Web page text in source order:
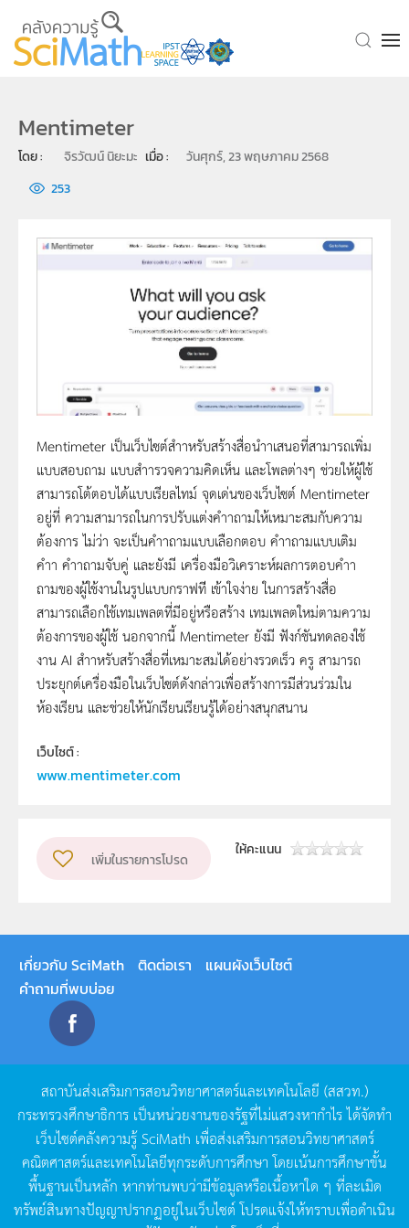
Skip to main content
Mentimeter
โดย : จิรวัฒน์ นิยะมะ เมื่อ :
วันศุกร์, 23 พฤษภาคม 2568
253
Mentimeter เป็นเว็บไซต์สำาหรับสร้างสื่อนำาเสนอที่สามารถเพิ่ม
แบบสอบถาม แบบสำารวจความคิดเห็น และโพลต่างๆ ช่วยให้ผู้ใช้
สามารถโต้ตอบได้แบบเรียลไทม์ จุดเด่นของเว็บไซต์ Mentimeter
อยู่ที่ ความสามารถในการปรับแต่งคำาถามให้เหมาะสมกับความ
ต้องการ ไม่ว่า จะเป็นคำาถามแบบเลือกตอบ คำาถามแบบเติม
คำา คำาถามจับคู่ และยังมี เครื่องมือวิเคราะห์ผลการตอบคำา
ถามของผู้ใช้งานในรูปแบบกราฟท่ี เข้าใจง่าย ในการสร้างสื่อ
สามารถเลือกใช้เทมเพลตที่มีอยู่หรือสร้าง เทมเพลตใหม่ตามความ
ต้องการของผู้ใช้ นอกจากนี้ Mentimeter ยังมี ฟังก์ชันทดลองใช้
งาน AI สำาหรับสร้างสื่อที่เหมาะสมได้อย่างรวดเร็ว ครู สามารถ
ประยุกต์เครื่องมือในเว็บไซต์ดังกล่าวเพื่อสร้างการมีส่วนร่วมใน
ห้องเรียน และช่วยให้นักเรียนเรียนรู้ได้อย่างสนุกสนาน
เว็บไซต์ :
www.mentimeter.com
เพิ่มในรายการโปรด
ให้คะแนน
เกี่ยวกับ SciMath ติดต่อเรา
แผนผังเว็บไซต์
คำถามที่พบบ่อย
สถาบันส่งเสริมการสอนวิทยาศาสตร์และเทคโนโลยี (สสวท.)
กระทรวงศึกษาธิการ เป็นหน่วยงานของรัฐที่ไม่แสวงหากำไรได้จัดทำ
เว็บไซต์คลังความรู้SciMath เพื่อส่งเสริมการสอนวิทยาศาสตร์
คณิตศาสตร์และเทคโนโลยีทุกระดับการศึกษา โดยเน้นการศึกษาขั้น
พื้นฐานเป็นหลัก หากท่านพบว่ามีข้อมูลหรือเนื้อหาใด ๆ ที่ละเมิด
ทรัพย์สินทางปัญญาปรากฏอยู่ในเว็บไซต์โปรดแจ้งให้ทราบเพื่อดำเนิน